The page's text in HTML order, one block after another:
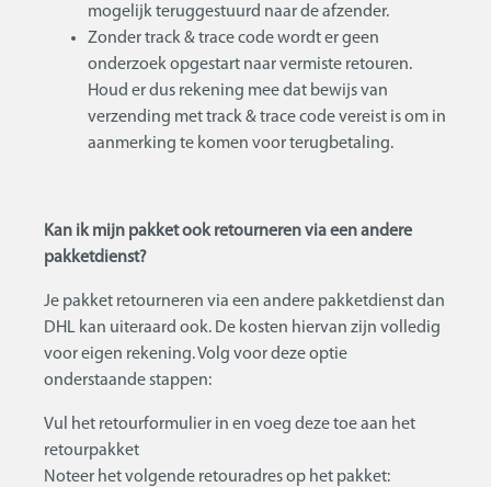
mogelijk teruggestuurd naar de afzender.
Zonder track & trace code wordt er geen
onderzoek opgestart naar vermiste retouren.
Houd er dus rekening mee dat bewijs van
verzending met track & trace code vereist is om in
aanmerking te komen voor terugbetaling.
Kan ik mijn pakket ook retourneren via een andere
pakketdienst?
Je pakket retourneren via een andere pakketdienst dan
DHL kan uiteraard ook. De kosten hiervan zijn volledig
voor eigen rekening. Volg voor deze optie
onderstaande stappen:
Vul het retourformulier in en voeg deze toe aan het
retourpakket
Noteer het volgende retouradres op het pakket: